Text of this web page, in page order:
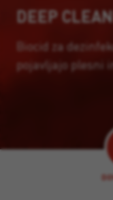
DEEP
Biocid za
pojavljajo plesni